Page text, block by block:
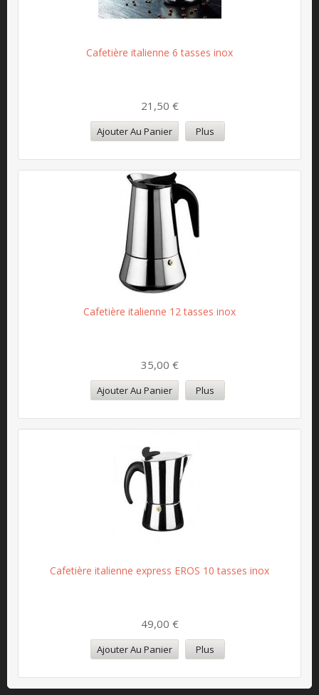
Cafetière italienne 6 tasses inox
21,50 €
Ajouter Au Panier Plus
Cafetière italienne 12 tasses inox
35,00 €
Ajouter Au Panier Plus
Cafetière italienne express EROS 10 tasses inox
49,00 €
Ajouter Au Panier Plus